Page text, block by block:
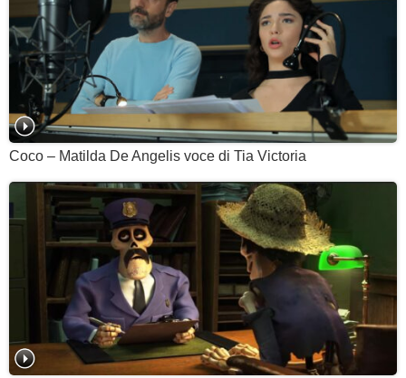
Coco – Matilda De Angelis voce di Tia Victoria